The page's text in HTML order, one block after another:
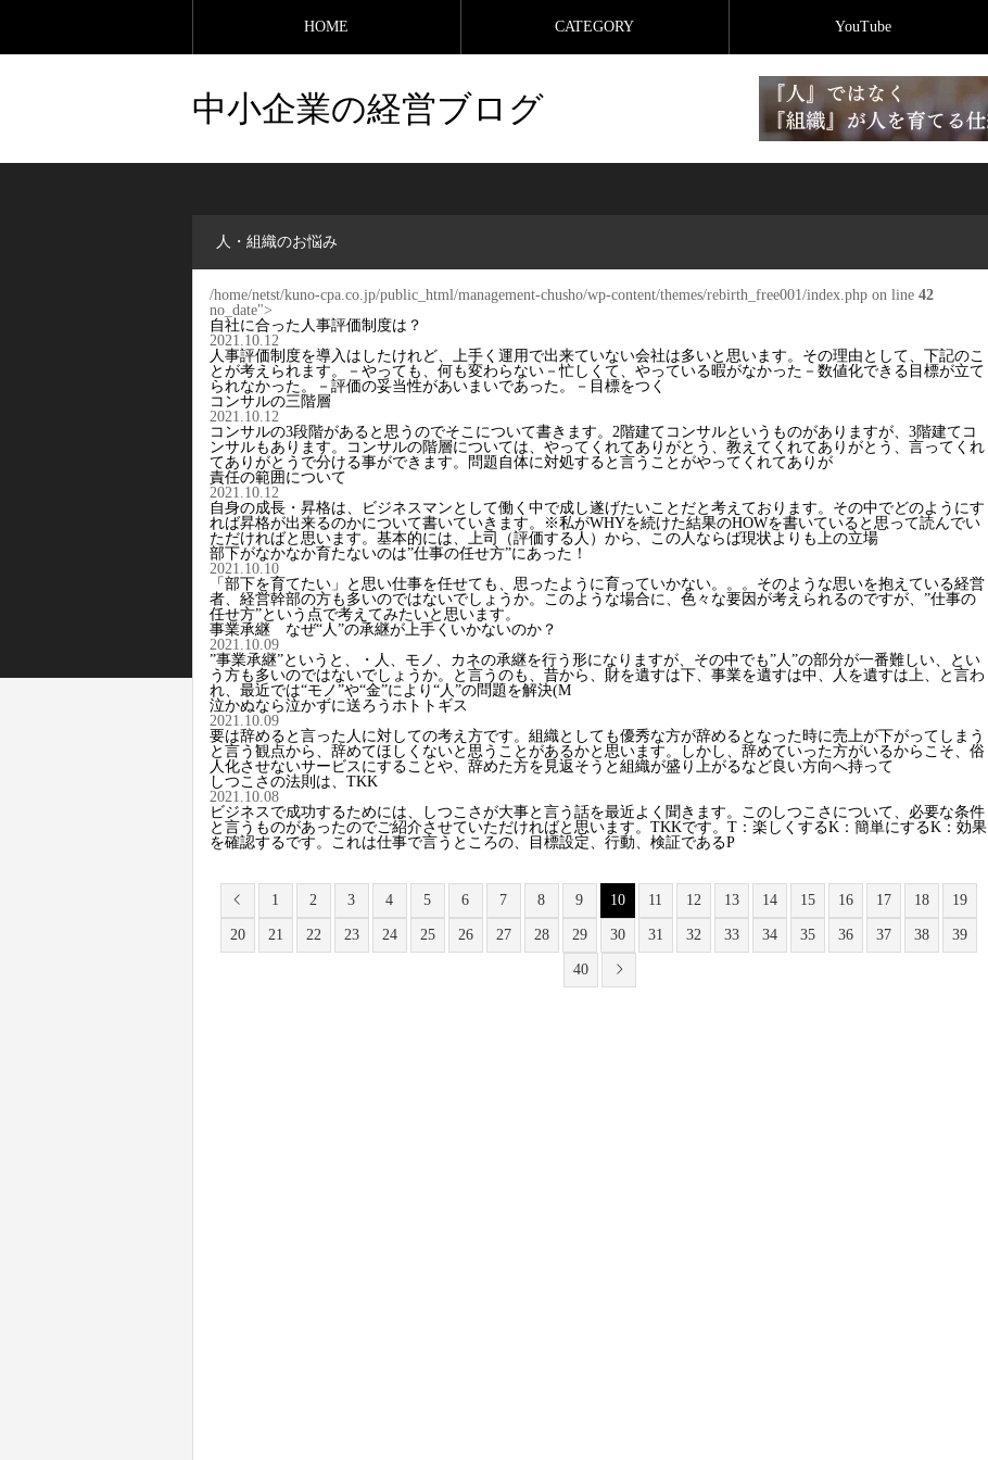
HOME CATEGORY YouTube
中小企業の経営ブログ
人・組織のお悩み
/home/netst/kuno-cpa.co.jp/public_html/management-chusho/wp-content/themes/rebirth_free001/index.php on line 42
no_date">
自社に合った人事評価制度は？
2021.10.12
人事評価制度を導入はしたけれど、上手く運用で出来ていない会社は多いと思います。その理由として、下記のこ
とが考えられます。－やっても、何も変わらない－忙しくて、やっている暇がなかった－数値化できる目標が立て
られなかった。－評価の妥当性があいまいであった。－目標をつく
コンサルの三階層
2021.10.12
コンサルの3段階があると思うのでそこについて書きます。2階建てコンサルというものがありますが、3階建てコ
ンサルもあります。コンサルの階層については、やってくれてありがとう、教えてくれてありがとう、言ってくれ
てありがとうで分ける事ができます。問題自体に対処すると言うことがやってくれてありが
責任の範囲について
2021.10.12
自身の成長・昇格は、ビジネスマンとして働く中で成し遂げたいことだと考えております。その中でどのようにす
れば昇格が出来るのかについて書いていきます。※私がWHYを続けた結果のHOWを書いていると思って読んでい
ただければと思います。基本的には、上司（評価する人）から、この人ならば現状よりも上の立場
部下がなかなか育たないのは”仕事の任せ方”にあった！
2021.10.10
「部下を育てたい」と思い仕事を任せても、思ったように育っていかない。。。そのような思いを抱えている経営
者、経営幹部の方も多いのではないでしょうか。このような場合に、色々な要因が考えられるのですが、”仕事の
任せ方”という点で考えてみたいと思います。
事業承継 なぜ“人”の承継が上手くいかないのか？
2021.10.09
”事業承継”というと、・人、モノ、カネの承継を行う形になりますが、その中でも”人”の部分が一番難しい、とい
う方も多いのではないでしょうか。と言うのも、昔から、財を遺すは下、事業を遺すは中、人を遺すは上、と言わ
れ、最近では“モノ”や“金”により“人”の問題を解決(M
泣かぬなら泣かずに送ろうホトトギス
2021.10.09
要は辞めると言った人に対しての考え方です。組織としても優秀な方が辞めるとなった時に売上が下がってしまう
と言う観点から、辞めてほしくないと思うことがあるかと思います。しかし、辞めていった方がいるからこそ、俗
人化させないサービスにすることや、辞めた方を見返そうと組織が盛り上がるなど良い方向へ持って
しつこさの法則は、TKK
2021.10.08
ビジネスで成功するためには、しつこさが大事と言う話を最近よく聞きます。このしつこさについて、必要な条件
と言うものがあったのでご紹介させていただければと思います。TKKです。T：楽しくするK：簡単にするK：効果
を確認するです。これは仕事で言うところの、目標設定、行動、検証であるP
1 2 3 4 5 6 7 8 9 10 11 12 13 14 15 16 17 18 19
20 21 22 23 24 25 26 27 28 29 30 31 32 33 34 35 36 37 38 39
40